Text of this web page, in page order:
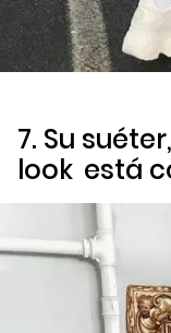
7. Su
look está